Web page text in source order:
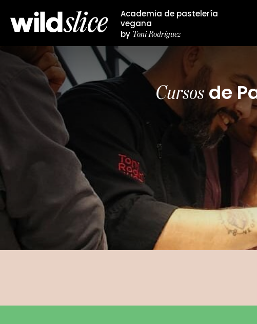
Academia de pastelería
vegana
by Toni Rodríguez
Cursosde